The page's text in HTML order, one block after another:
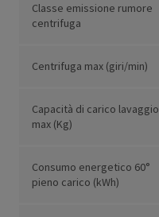
Classe emissione rumore
centrifuga
Centrifuga max (giri/min)
Capacità di carico lavaggio
max (Kg)
Consumo energetico 60°
pieno carico (kWh)